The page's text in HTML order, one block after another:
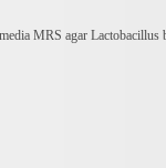
MRS agar Lactobacillus